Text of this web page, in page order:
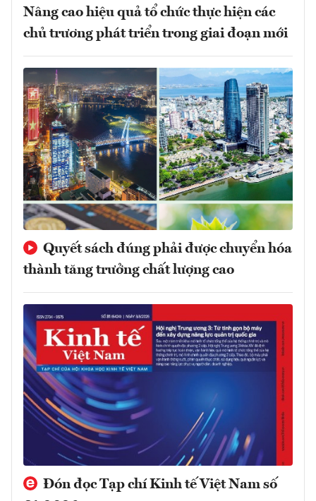
Nâng cao hiệu quả tổ chức thực hiện các
chủ trương phát triển trong giai đoạn mới
Quyết sách đúng phải được chuyển hóa
thành tăng trưởng chất lượng cao
Đón đọc Tạp chí Kinh tế Việt Nam số